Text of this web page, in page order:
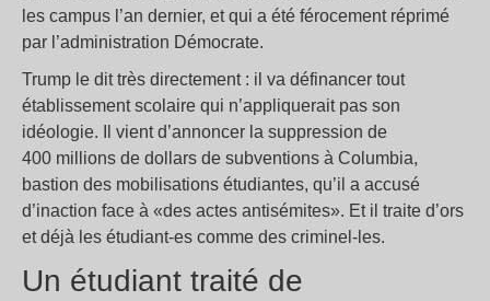
les campus l’an dernier, et qui a été férocement réprimé
par l’administration Démocrate.
Trump le dit très directement : il va définancer tout
établissement scolaire qui n’appliquerait pas son
idéologie. Il vient d’annoncer la suppression de
400 millions de dollars de subventions à Columbia,
bastion des mobilisations étudiantes, qu’il a accusé
d’inaction face à «des actes antisémites». Et il traite d’ors
et déjà les étudiant-es comme des criminel-les.
Un étudiant traité de